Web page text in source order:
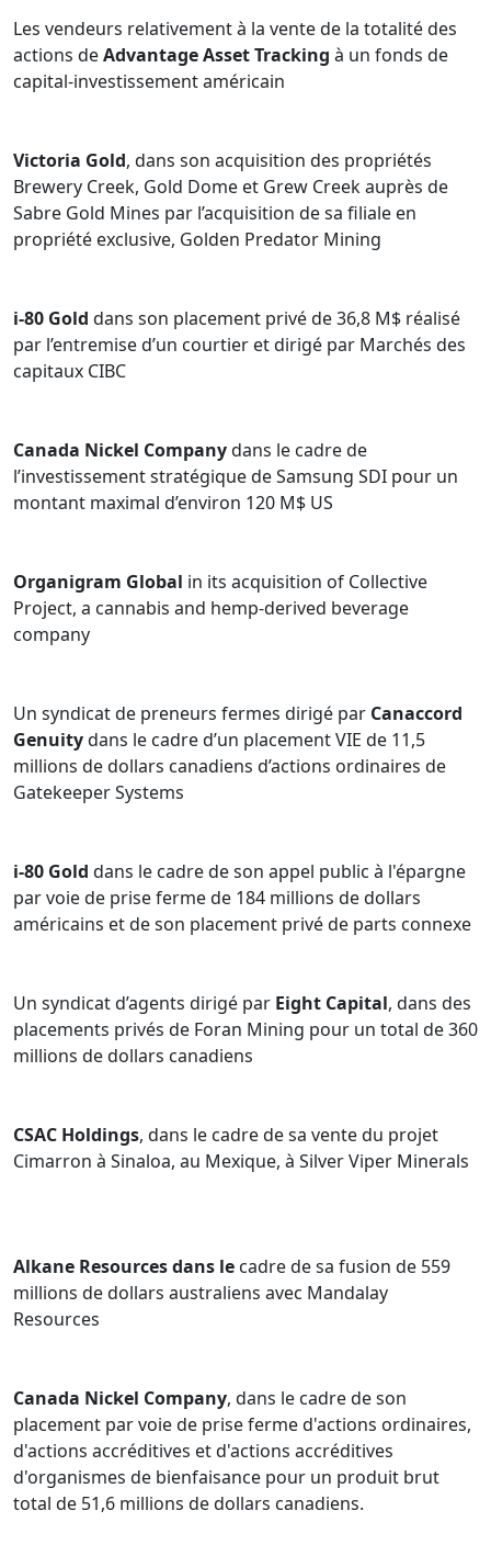
Les vendeurs relativement à la vente de la totalité des
actions deAdvantage Asset Tracking à un fonds de
capital-investissement américain
Victoria Gold, dans son acquisition des propriétés
Brewery Creek, Gold Dome et Grew Creek auprès de
Sabre Gold Mines par l’acquisition de sa filiale en
propriété exclusive, Golden Predator Mining
i-80 Gold dans son placement privé de 36,8 M$ réalisé
par l’entremise d’un courtier et dirigé par Marchés des
capitaux CIBC
Canada Nickel Companydans le cadre de
l’investissement stratégique de Samsung SDI pour un
montant maximal d’environ 120 M$ US
Organigram Global in its acquisition of Collective
Project, a cannabis and hemp-derived beverage
company
Un syndicat de preneurs fermes dirigé par Canaccord
Genuitydans le cadre d’un placement VIE de 11,5
millions de dollars canadiens d’actions ordinaires de
Gatekeeper Systems
i-80 Gold dans le cadre de son appel public à l'épargne
par voie de prise ferme de 184 millions de dollars
américains et de son placement privé de parts connexe
Un syndicat d’agents dirigé par Eight Capital, dans des
placements privés de Foran Mining pour un total de 360
millions de dollars canadiens
CSAC Holdings, dans le cadre de sa vente du projet
Cimarron à Sinaloa, au Mexique, à Silver Viper Minerals
Alkane Resources dans le cadre de sa fusion de 559
millions de dollars australiens avec Mandalay
Resources
Canada Nickel Company, dans le cadre de son
placement par voie de prise ferme d'actions ordinaires,
d'actions accréditives et d'actions accréditives
d'organismes de bienfaisance pour un produit brut
total de 51,6 millions de dollars canadiens.